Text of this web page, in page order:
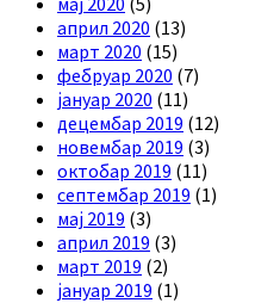
април 2020 (13)
март 2020 (15)
фебруар 2020 (7)
јануар 2020 (11)
децембар 2019 (12)
новембар 2019 (3)
октобар 2019 (11)
септембар 2019 (1)
мај 2019 (3)
април 2019 (3)
март 2019 (2)
јануар 2019 (1)